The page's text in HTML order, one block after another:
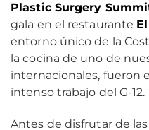
Plastic Surgery
gala en el restaurante
entorno único de la
la cocina de uno de
internacionales, fueron
intenso trabajo del G-12.
Antes de disfrutar de